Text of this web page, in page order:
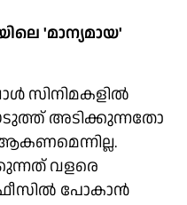
'മാന്യമായ'
സിനിമകളില്‍
അടിക്കുന്നതോ
വളരെ
പോകാന്‍